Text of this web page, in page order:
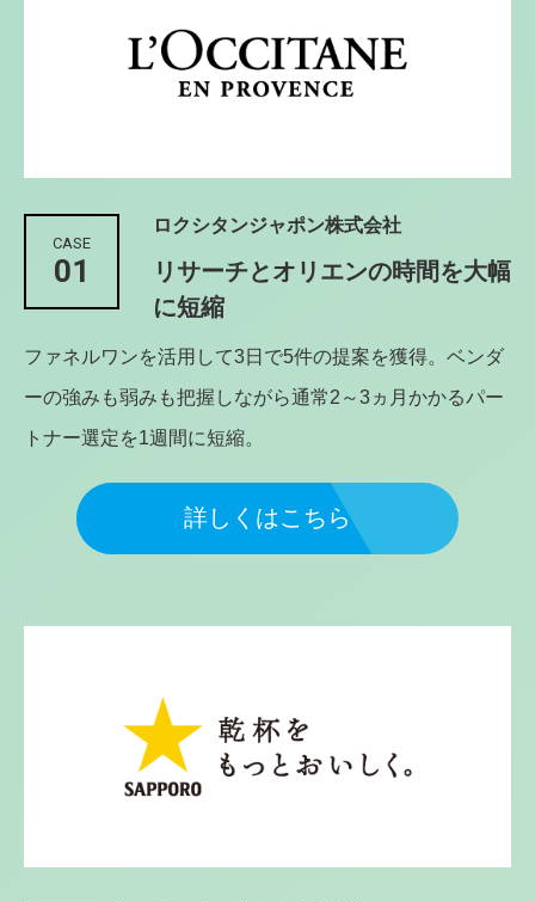
CASE
01
ロクシタンジャポン株式会社
リサーチとオリエンの時間を大幅
に短縮
ファネルワンを活用して3日で5件の提案を獲得。ベンダ
ーの強みも弱みも把握しながら通常2～3ヵ月かかるパー
トナー選定を1週間に短縮。
詳しくはこちら